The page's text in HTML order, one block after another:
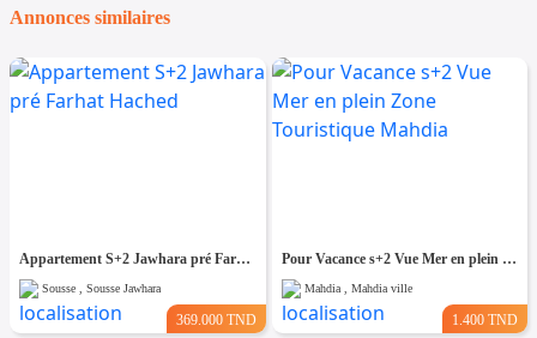
Annonces similaires
Appartement S+2 Jawhara pré Farhat Hached
Sousse , Sousse Jawhara
369.000 TND
Pour Vacance s+2 Vue Mer en plein Zone Touristique Mahdia
Mahdia , Mahdia ville
1.400 TND